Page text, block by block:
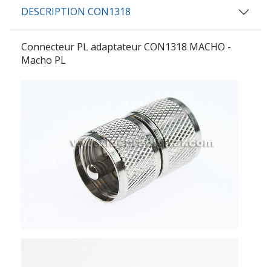
DESCRIPTION CON1318
Connecteur PL adaptateurCON1318 MACHO -
Macho PL